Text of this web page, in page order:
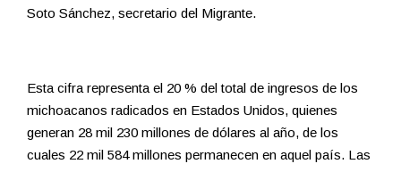
Soto Sánchez, secretario del Migrante.
Esta cifra representa el 20 % del total de ingresos de los
michoacanos radicados en Estados Unidos, quienes
generan 28 mil 230 millones de dólares al año, de los
cuales 22 mil 584 millones permanecen en aquel país. Las